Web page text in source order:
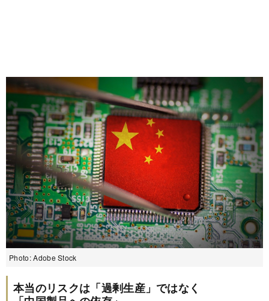
Photo: Adobe Stock
本当のリスクは「過剰生産」ではなく